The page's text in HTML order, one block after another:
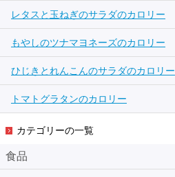
レタスと玉ねぎのサラダのカロリー
もやしのツナマヨネーズのカロリー
ひじきとれんこんのサラダのカロリー
トマトグラタンのカロリー
カテゴリーの一覧
食品